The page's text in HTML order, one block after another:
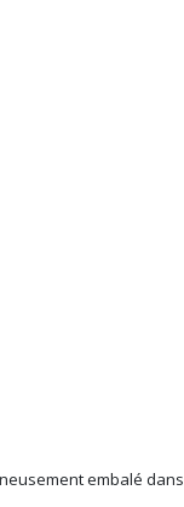
embalé